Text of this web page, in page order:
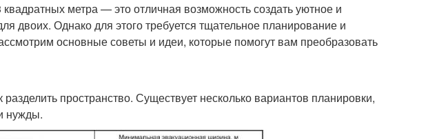
метра — это отличная возможность создать уютное и
двоих. Однако для этого требуется тщательное планирование и
основные советы и идеи, которые помогут вам преобразовать
пространство. Существует несколько вариантов планировки,
нужды.